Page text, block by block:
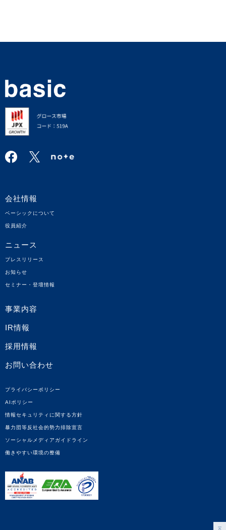
会社情報
ベーシックについて
役員紹介
ニュース
プレスリリース
お知らせ
セミナー・登壇情報
事業内容
IR情報
採用情報
お問い合わせ
プライバシーポリシー
AIポリシー
情報セキュリティに関する方針
暴力団等反社会的勢力排除宣言
ソーシャルメディアガイドライン
働きやすい環境の整備